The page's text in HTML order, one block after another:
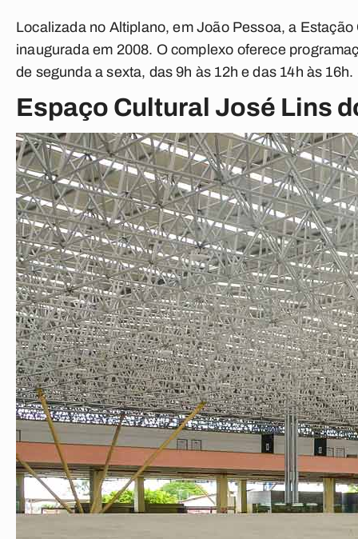
Localizada no Altiplano, em João Pessoa, a
inaugurada em 2008. O complexo oferece
de segunda a sexta, das 9h às 12h e das 14h às 16h.
Espaço Cultural José Lins